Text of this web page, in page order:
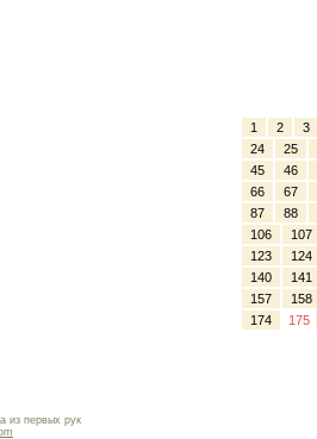
1 2
3
24
25
45
46
66
67
87
88
106
107
123
124
140
141
157
158
174
175
из первых рук